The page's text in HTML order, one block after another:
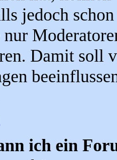
jedoch
nur
Damit soll
ich ein